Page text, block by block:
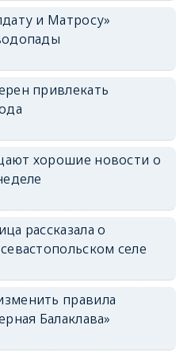
и Матросу»
привлекать
хорошие новости о
рассказала о
селе
правила
Балаклава»